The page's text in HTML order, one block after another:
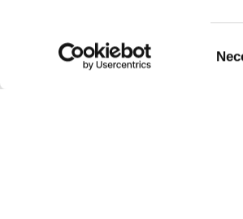
del
Casadei
Osteria